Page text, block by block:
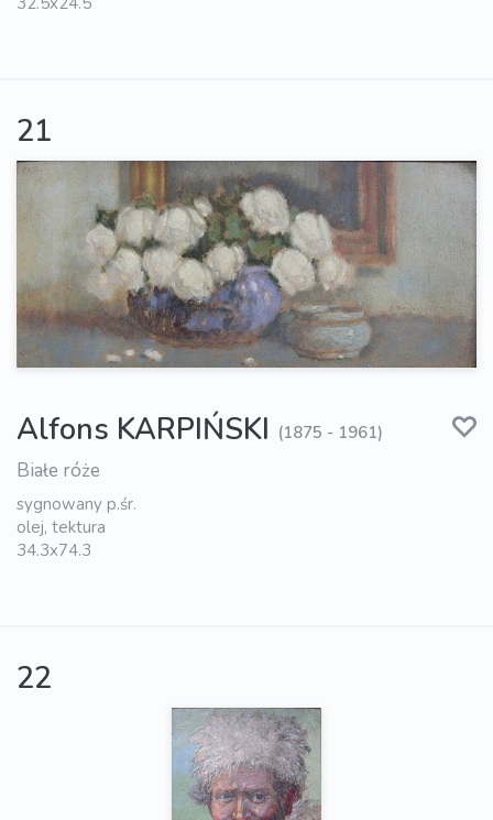
21
Alfons KARPIŃSKI (1875 - 1961)
Białe róże
sygnowany p.śr.
olej, tektura
34.3x74.3
22